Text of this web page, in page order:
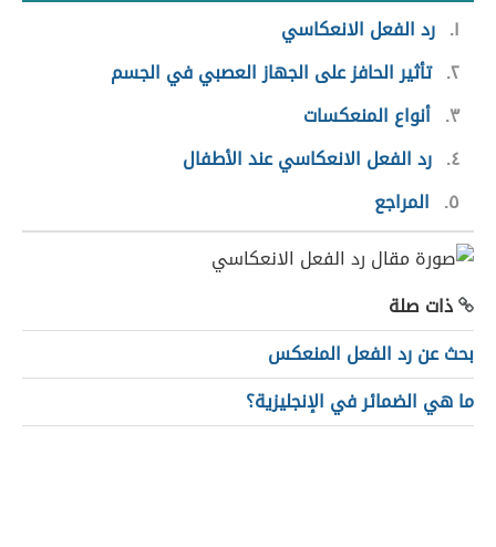
١ رد الفعل الانعكاسي
٢ تأثير الحافز على الجهاز العصبي في الجسم
٣ أنواع المنعكسات
٤ رد الفعل الانعكاسي عند الأطفال
٥
المراجع
ذات صلة
بحث عن رد الفعل المنعكس
ما هي الضمائر في الإنجليزية؟